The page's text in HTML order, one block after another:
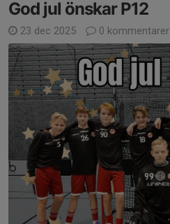
God jul önskar P12
23 dec 2025 0 kommentarer